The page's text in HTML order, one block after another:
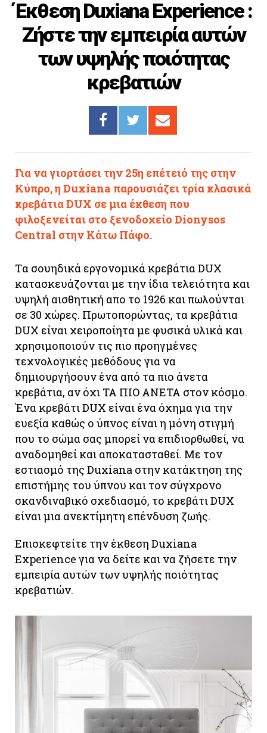
ΣΥΝΔΕΣΜΟΙ
Έκθεση Duxiana Experience :
Ζήστε την εμπειρία αυτών
των υψηλής ποιότητας
κρεβατιών
Για να γιορτάσει την 25η επέτειό της στην
Κύπρο, η Duxiana παρουσιάζει τρία κλασικά
κρεβάτια DUX σε μια έκθεση που
φιλοξενείται στο ξενοδοχείο Dionysos
Central στην Κάτω Πάφο.
Tα σουηδικά εργονομικά κρεβάτια DUX
κατασκευάζονται με την ίδια τελειότητα και
υψηλή αισθητική απο το 1926 και πωλούνται
σε 30 χώρες. Πρωτοπορώντας, τα κρεβάτια
DUX είναι χειροποίητα με φυσικά υλικά και
χρησιμοποιούν τις πιο προηγμένες
τεχνολογικές μεθόδους για να
δημιουργήσουν ένα από τα πιο άνετα
κρεβάτια, αν όχι ΤΑ ΠΙΟ ΑΝΕΤΑ στον κόσμο.
Ένα κρεβάτι DUX είναι ένα όχημα για την
ευεξία καθώς ο ύπνος είναι η μόνη στιγμή
που το σώμα σας μπορεί να επιδιορθωθεί, να
αναδομηθεί και αποκατασταθεί. Με τον
εστιασμό της Duxiana στην κατάκτηση της
επιστήμης του ύπνου και τον σύγχρονο
σκανδιναβικό σχεδιασμό, το κρεβάτι DUX
είναι μια ανεκτίμητη επένδυση ζωής.
Eπισκεφτείτε την έκθεση Duxiana
Experience για να δείτε και να ζήσετε την
εμπειρία αυτών των υψηλής ποιότητας
κρεβατιών.